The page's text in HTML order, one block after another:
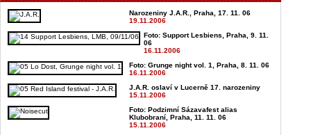
Narozeniny J.A.R., Praha, 17. 11. 06
19.11.2006
Foto: Support Lesbiens, Praha, 9. 11.
06
16.11.2006
Foto: Grunge night vol. 1, Praha, 8. 11. 06
16.11.2006
J.A.R. oslaví v Lucerně 17. narozeniny
15.11.2006
Foto: Podzimní Sázavafest alias
Klubobraní, Praha, 11. 11. 06
15.11.2006